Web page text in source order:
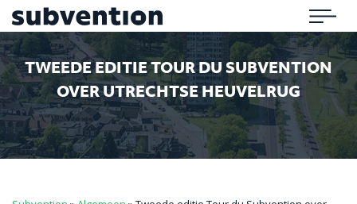
Subvention Menu
TWEEDE EDITIE TOUR DU SUBVENTION
OVER UTRECHTSE HEUVELRUG